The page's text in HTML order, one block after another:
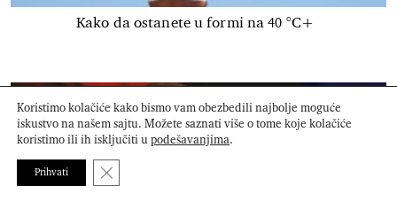
Kako da ostanete u formi na 40 °C+
Koristimo kolačiće kako bismo vam obezbedili najbolje moguće
iskustvo na našem sajtu. Možete saznati više o tome koje kolačiće
koristimo ili ih isključiti upodešavanjima.
Prihvati Close GDPR Cookie Banner